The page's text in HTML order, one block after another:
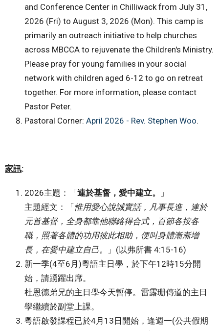
and Conference Center in Chilliwack from July 31,
2026 (Fri) to August 3, 2026 (Mon). This camp is
primarily an outreach initiative to help churches
across MBCCA to rejuvenate the Children's Ministry.
Please pray for young families in your social
network with children aged 6-12 to go on retreat
together. For more information, please contact
Pastor Peter.
Pastoral Corner: April 2026 - Rev. Stephen Woo.
家訊:
2026主題：「連於基督，愛中建立。
」
主題經文：「惟用愛心說誠實話，凡事長進，連於
元首基督，全身都靠他聯絡得合式，百節各按各
職，照著各體的功用彼此相助，便叫身體漸漸增
長，在愛中建立自己。
」(以弗所書 4:15-16)
新一季(4至6月)粵語主日學，於下午12時15分開
始，請踴躍出席。
杜恩德弟兄的主日學今天暫停。雷露珊傳道的主日
學繼續於副堂上課。
粵語啟發課程已於4月13日開始，逢週一(公共假期